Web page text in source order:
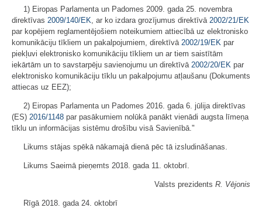
1) Eiropas Parlamenta un Padomes 2009. gada 25. novembra
direktīvas 2009/140/EK, ar ko izdara grozījumus direktīvā 2002/21/EK
par kopējiem reglamentējošiem noteikumiem attiecībā uz elektronisko
komunikāciju tīkliem un pakalpojumiem, direktīvā 2002/19/EK par
piekļuvi elektronisko komunikāciju tīkliem un ar tiem saistītām
iekārtām un to savstarpēju savienojumu un direktīvā 2002/20/EK par
elektronisko komunikāciju tīklu un pakalpojumu atļaušanu (Dokuments
attiecas uz EEZ);
2) Eiropas Parlamenta un Padomes 2016. gada 6. jūlija direktīvas
(ES) 2016/1148 par pasākumiem nolūkā panākt vienādi augsta līmeņa
tīklu un informācijas sistēmu drošību visā Savienībā."
Likums stājas spēkā nākamajā dienā pēc tā izsludināšanas.
Likums Saeimā pieņemts 2018. gada 11. oktobrī.
Valsts prezidents R. Vējonis
Rīgā 2018. gada 24. oktobrī